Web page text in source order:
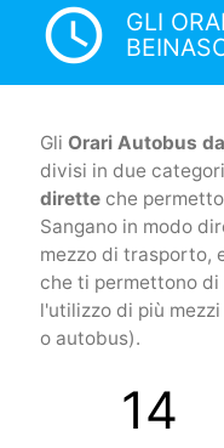
access_time
GLI
Gli Orari Autobus
divisi in due
diretteche
Sangano in modo
mezzo di trasporto,
che ti permettono
l'utilizzo di più
o autobus).
14